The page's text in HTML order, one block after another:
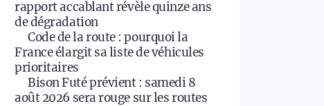
rapport accablant révèle quinze ans
de dégradation
Code de la route : pourquoi la
France élargit sa liste de véhicules
prioritaires
Bison Futé prévient : samedi 8
août 2026 sera rouge sur les routes